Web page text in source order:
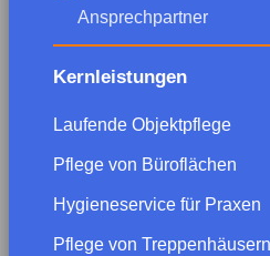
Ansprechpartner
Kernleistungen
Laufende Objektpflege
Pflege von Büroflächen
Hygieneservice für Praxen
Pflege von Treppenhäusern